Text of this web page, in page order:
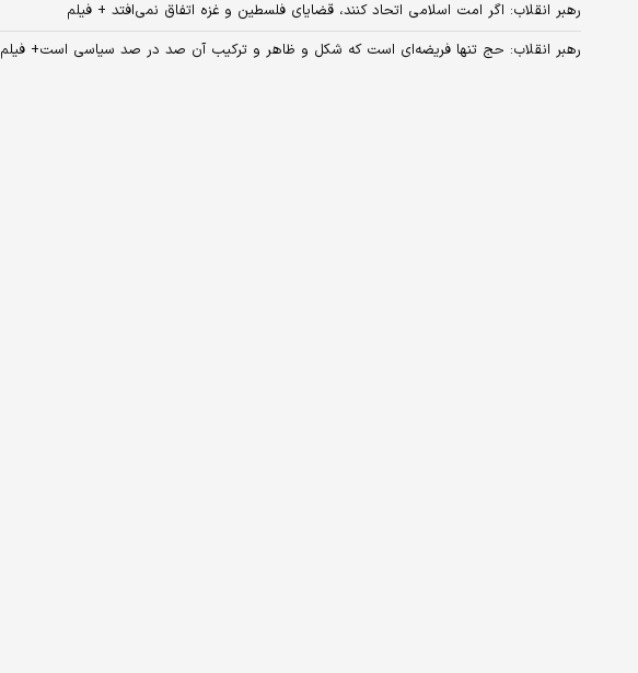
رهبر انقلاب: اگر امت اسلامی اتحاد کنند، قضایای فلسطین و غزه اتفاق نمی‌افتد + فیلم
رهبر انقلاب: حج تنها فریضه‌ای است که شکل و ظاهر و ترکیب آن صد در صد سیاسی است+ فیلم